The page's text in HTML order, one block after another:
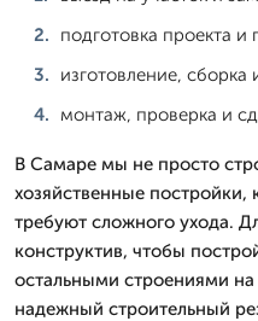
подготовка проекта
изготовление, сборка
монтаж, проверка и
В Самаре мы не просто
хозяйственные постройки,
требуют сложного ухода.
конструктив, чтобы
остальными строениями на
надежный строительный